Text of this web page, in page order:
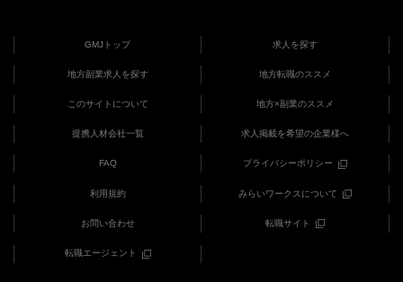
GMJトップ 求人を探す
地方副業求人を探す 地方転職のススメ
このサイトについて 地方×副業のススメ
提携人材会社一覧 求人掲載を希望の企業様へ
FAQ プライバシーポリシー
利用規約 みらいワークスについて
お問い合わせ 転職サイト
転職エージェント